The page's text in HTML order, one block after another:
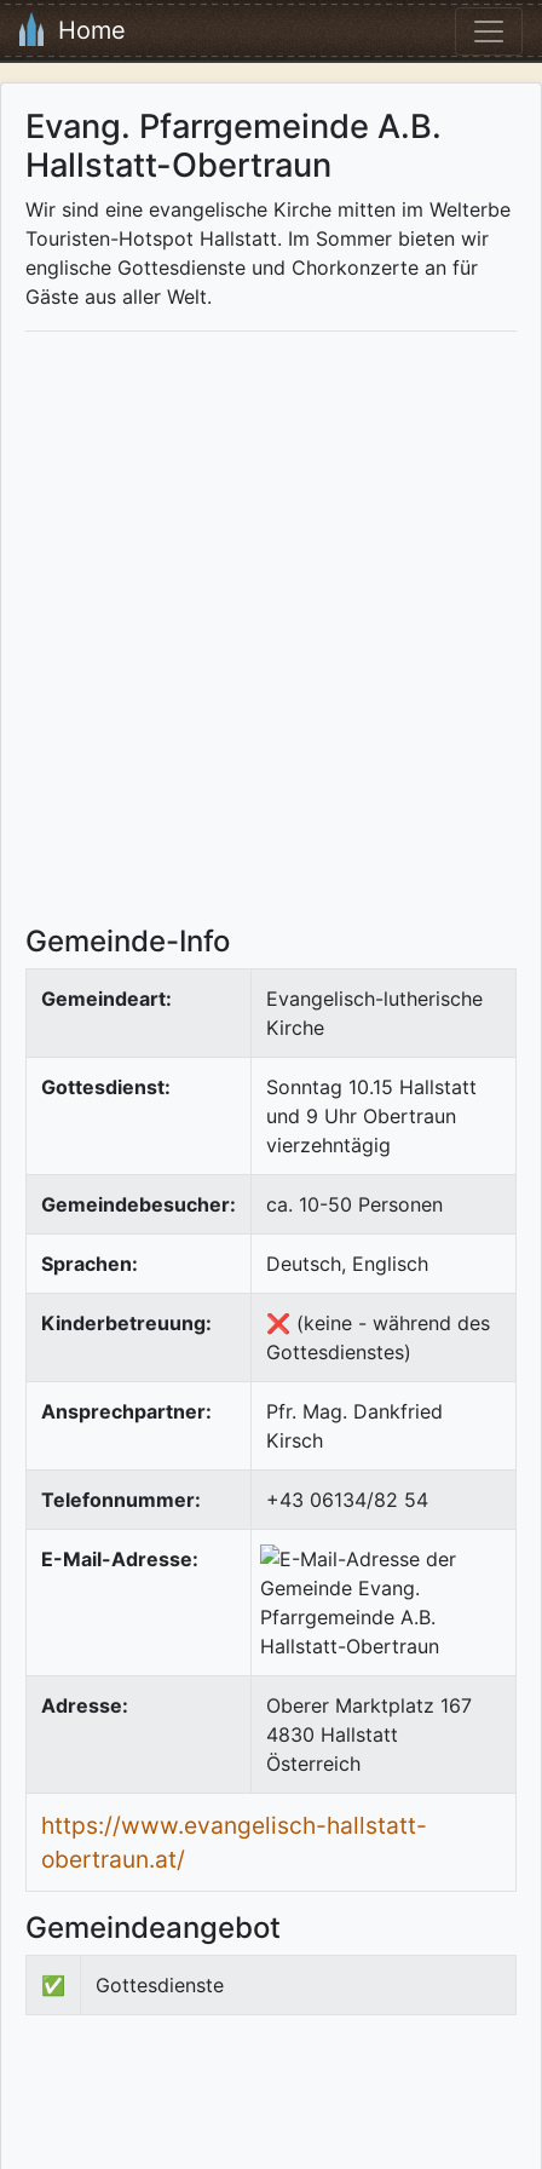
Home
Evang. Pfarrgemeinde A.B.
Hallstatt-Obertraun
Wir sind eine evangelische Kirche mitten im Welterbe
Touristen-Hotspot Hallstatt. Im Sommer bieten wir
englische Gottesdienste und Chorkonzerte an für
Gäste aus aller Welt.
Gemeinde-Info
Gemeindeart:
Evangelisch-lutherische
Kirche
Gottesdienst:
Sonntag 10.15 Hallstatt
und 9 Uhr Obertraun
vierzehntägig
Gemeindebesucher: ca. 10-50 Personen
Sprachen: Deutsch, Englisch
Kinderbetreuung:
❌ (keine - während des
Gottesdienstes)
Ansprechpartner:
Pfr. Mag. Dankfried
Kirsch
Telefonnummer: +43 06134/82 54
E-Mail-Adresse:
Adresse:
Oberer Marktplatz 167
4830 Hallstatt
Österreich
https://www.evangelisch-hallstatt-
obertraun.at/
Gemeindeangebot
✅ Gottesdienste